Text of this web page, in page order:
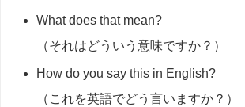
What does that mean?
（それはどういう意味ですか？）
How do you say this in English?
（これを英語でどう言いますか？）